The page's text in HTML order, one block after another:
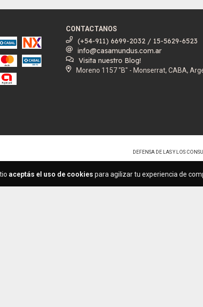
aceptás el uso de cookies para agilizar tu experiencia de
CONTACTANOS
(+54-911) 6699-2032 / 15-5629-6523
info@casamundus.com.ar
Visita nuestro Blog!
Moreno 1157 "B" - Monserrat, CABA,
DEFENSA DE LAS Y LOS